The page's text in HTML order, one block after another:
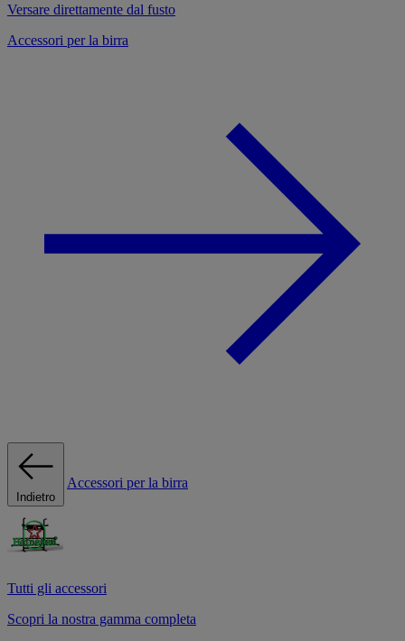
Versare direttamente dal fusto
Accessori per la birra
Indietro
Accessori per la birra
Tutti gli accessori
Scopri la nostra gamma completa